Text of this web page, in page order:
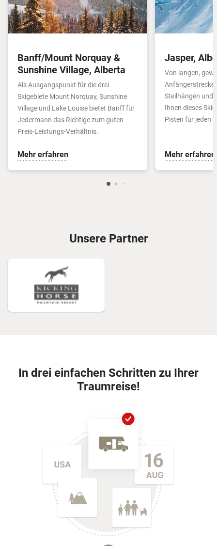
Banff/Mount Norquay &
Sunshine Village, Alberta
Als Ausgangs­punkt für die drei
Skigebiete Mount Norquay, Sunshine
Village und Lake Louise bietet Banff für
Jedermann das Richtige zum guten
Preis-Leistungs-Verhältnis.
Mehr erfahren
Jasper,
Von langen,
Steilhängen und
Ihnen dieses
Pisten für jeden
Mehr erfahren
Unsere Partner
In drei einfachen Schritten zu Ihrer
Traumreise!